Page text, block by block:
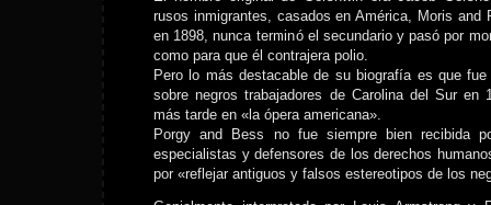
rusos inmigrantes, casados en América, Moris and
en 1898, nunca terminó el secundario y pasó por
como para que él contrajera polio.
Pero lo más destacable de su biografía es que
sobre negros trabajadores de Carolina del Sur en
más tarde en «la ópera americana».
Porgy and Bess no fue siempre bien recibida
especialistas y defensores de los derechos
por «reflejar antiguos y falsos estereotipos de los